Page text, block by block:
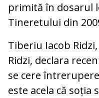
primită în dosarul
Tineretului din
Tiberiu Iacob
Ridzi, declara
se cere
este acela că soția